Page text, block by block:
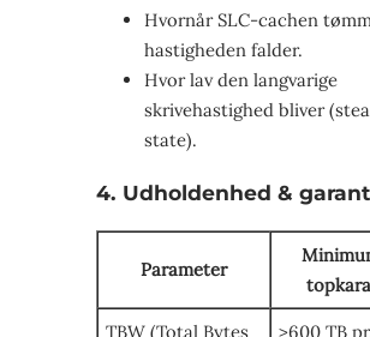
Hvornår SLC-cachen
hastigheden falder.
Hvor lav den langvarige
skrivehastighed bliver
state).
4. Udholdenhed &
Parameter
TBW (Total Bytes >600 TB